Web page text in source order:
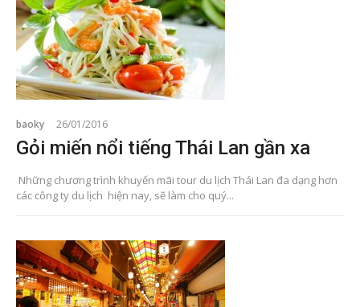
baoky 26/01/2016
Gỏi miến nổi tiếng Thái Lan gần xa
Những chương trình khuyến mãi tour du lịch Thái Lan đa dạng hơn
các công ty du lịch hiện nay, sẽ làm cho quý...